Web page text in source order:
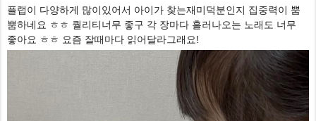
플랩이 다양하게 많이있어서 아이가 찾는재미덕분인지 집중력이 뿜
뿜하네요 ㅎㅎ 퀄리티너무 좋구 각 장마다 흘러나오는 노래도 너무
좋아요 ㅎㅎ 요즘 잘때마다 읽어달라그래요!